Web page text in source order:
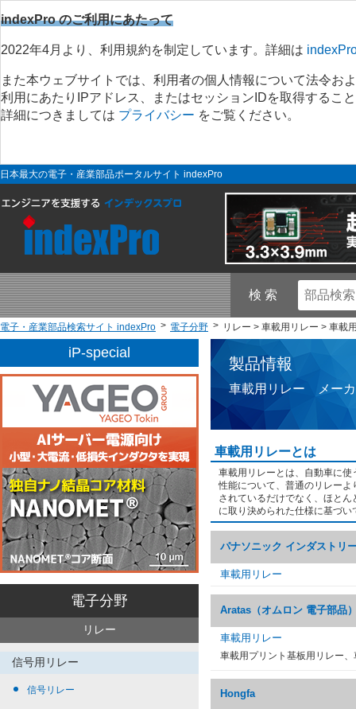
indexPro のご利用にあたって
2022年4月より、利用規約を制定しています。詳細は
また本ウェブサイトでは、利用者の個人情報について法令お
利用にあたりIPアドレス、またはセッションIDを取得するこ
詳細につきましては プライバシー をご覧ください。
日本最大の電子・産業部品ポータルサイト indexPro
検 索
電子・産業部品検索サイト indexPro 電子分野 リレー > 車載用リレー > 車載
iP-special
電子分野
リレー
信号用リレー
信号リレー
製品情報
車載用リレー メー
車載用リレーとは
車載用リレーとは、自動車に
性能について、普通のリレー
されているだけでなく、ほと
に取り決められた仕様に基づ
パナソニック インダストリ
車載用リレー
Aratas（オムロン 電子部品
車載用リレー
車載用プリント基板用リレー
Hongfa